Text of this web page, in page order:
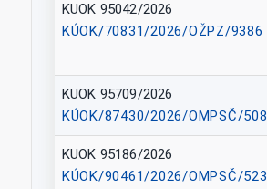
KUOK 95042/2026
KÚOK/70831/2026/OŽPZ/9386
KUOK 95709/2026
KÚOK/87430/2026/OMPSČ/508
KUOK 95186/2026
KÚOK/90461/2026/OMPSČ/523